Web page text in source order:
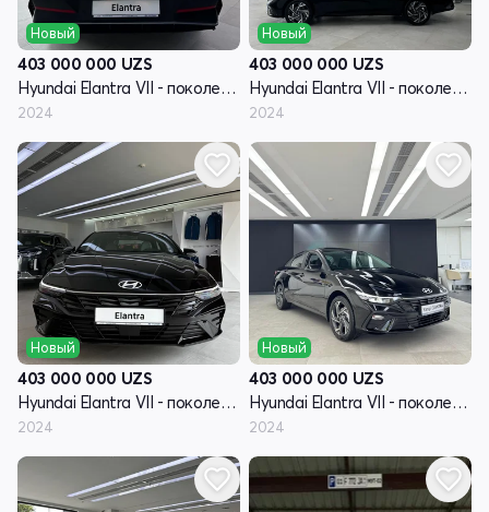
Новый
403 000 000 UZS
Hyundai Elantra VII - поколение рестайлинг (CN7)
2024
Новый
403 000 000 UZS
Hyundai Elantra VII - поколение рестайлинг (CN7)
2024
Новый
403 000 000 UZS
Hyundai Elantra VII - поколение рестайлинг (CN7)
2024
Новый
403 000 000 UZS
Hyundai Elantra VII - поколение рестайлинг (CN7)
2024